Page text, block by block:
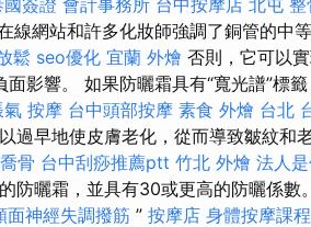
線網站和許多化妝師強調了銅管的中
鬆 seo優化 宜蘭 外燴 否則，它可以
影響。 如果防曬霜具有“寬光譜”標
氣 按摩 台中頭部按摩 素食 外燴 台北
過早地使皮膚老化，從而導致皺紋和
骨 台中刮痧推薦ptt 竹北 外燴 法人
防曬霜，並具有30或更高的防曬係數
面神經失調撥筋 ” 按摩店 身體按摩課程